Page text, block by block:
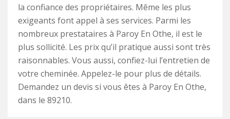
la confiance des propriétaires. Même les plus
exigeants font appel à ses services. Parmi les
nombreux prestataires à Paroy En Othe, il est le
plus sollicité. Les prix qu’il pratique aussi sont très
raisonnables. Vous aussi, confiez-lui l’entretien de
votre cheminée. Appelez-le pour plus de détails.
Demandez un devis si vous êtes à Paroy En Othe,
dans le 89210.